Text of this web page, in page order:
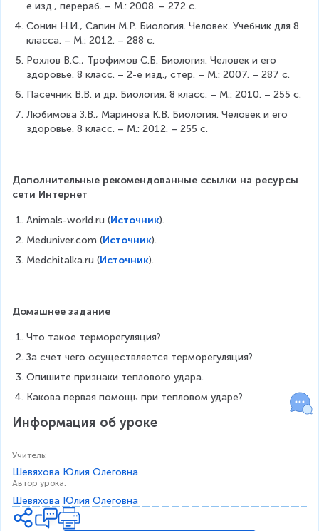
е изд., перераб. – М.: 2008. – 272 с.
Сонин Н.И., Сапин М.Р. Биология. Человек. Учебник для 8
класса. – М.: 2012. – 288 с.
Рохлов В.С., Трофимов С.Б. Биология. Человек и его
здоровье. 8 класс. – 2-е изд., стер. – М.: 2007. – 287 с.
Пасечник В.В. и др. Биология. 8 класс. – М.: 2010. – 255 с.
Любимова З.В., Маринова К.В. Биология. Человек и его
здоровье. 8 класс. – М.: 2012. – 255 с.
Дополнительные рекомендованные ссылки на ресурсы
сети Интернет
Animals-world.ru (Источник).
Meduniver.com (Источник).
Medchitalka.ru (Источник).
Домашнее задание
Что такое терморегуляция?
За счет чего осуществляется терморегуляция?
Опишите признаки теплового удара.
Какова первая помощь при тепловом ударе?
Информация об уроке
Учитель:
Шевяхова Юлия Олеговна
Автор урока:
Шевяхова Юлия Олеговна